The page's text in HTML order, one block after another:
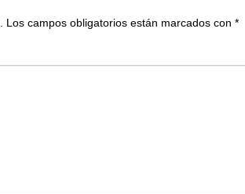
Los campos obligatorios están marcados con *